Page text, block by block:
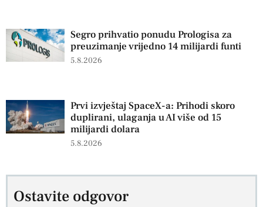
Segro prihvatio ponudu Prologisa za
preuzimanje vrijedno 14 milijardi funti
5.8.2026
Prvi izvještaj SpaceX-a: Prihodi skoro
duplirani, ulaganja u AI više od 15
milijardi dolara
5.8.2026
Ostavite odgovor